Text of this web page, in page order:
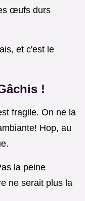
œufs durs
et c'est le
!
fragile. On ne la
Hop, au
la peine
ne serait plus la